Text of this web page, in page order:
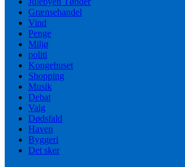
Grænsehandel
Vind
Penge
Miljø
politi
Kongehuset
Shopping
Musik
Debat
Valg
Dødsfald
Haven
Byggeri
Det sker